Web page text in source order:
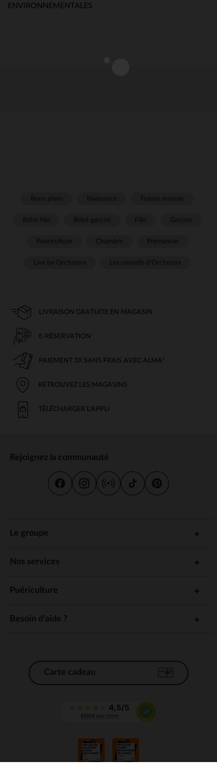
ENVIRONNEMENTALES
LIVRAISON GRATUITE EN MAGASIN
E-RÉSERVATION
PAIEMENT 3X SANS FRAIS AVEC ALMA*
RETROUVEZ LES MAGASINS
TÉLÉCHARGER L'APPLI
Rejoignez la communauté
Le groupe
Nos services
Puériculture
Besoin d'aide ?
Carte cadeau